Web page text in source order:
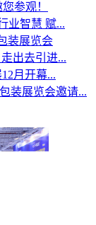
参观！
业智慧 赋...
装展览会
出去引进...
月开幕...
装展览会邀请...